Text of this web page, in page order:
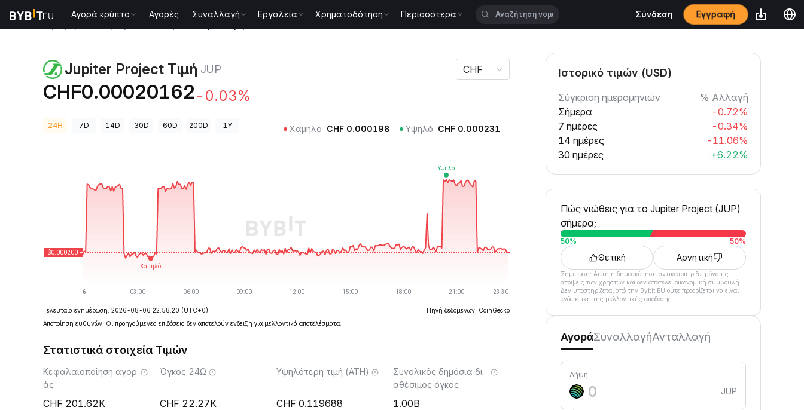
Αγορά κρύπτο Αγορές Συναλλαγή Εργαλεία Χρηματοδότηση Περισσότερα Σύνδεση Εγγραφή
Jupiter Project Τιμή JUP
CHF0.00020162 -0.03%
CHF
24H 7D 14D 30D 60D 200D 1Y Χαμηλό CHF 0.000198 Υψηλό CHF 0.000231
Τελευταία ενημέρωση: 2026-08-06 22:58:20 (UTC+0)
Πηγή δεδομένων: CoinGecko
Αποποίηση ευθυνών: Οι προηγούμενες επιδόσεις δεν αποτελούν ένδειξη για μελλοντικά αποτελέσματα.
Στατιστικά στοιχεία Τιμών
Κεφαλαιοποίηση αγορ
άς
201.62K
Όγκος 24Ω
22.27K
Υψηλότερη τιμή (ATH)
0.119688
Συνολικός δημόσια δι
αθέσιμος όγκος
1.00B
Ιστορικό τιμών (USD)
Σύγκριση ημερομηνιών
% Αλλαγή
Σήμερα
-0.72%
7 ημέρες
-0.34%
14 ημέρες
-11.06%
30 ημέρες
+6.22%
Πώς νιώθεις για το Jupiter Project (JUP)
σήμερα;
50% 50%
Θετική Αρνητική
Σημείωση: Αυτή η δημοσκόπηση αντικατοπτρίζει μόνο τις
απόψεις των χρηστών και δεν αποτελεί οικονομική συμβουλή.
Δεν υποστηρίζεται από την Bybit EU ούτε προορίζεται να είναι
ενδεικτική της μελλοντικής απόδοσης.
ΑγοράΣυναλλαγήΑνταλλαγή
Λήψη
JUP